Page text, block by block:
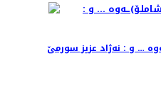
… و : نه‌ژاد عزیز سورمێ